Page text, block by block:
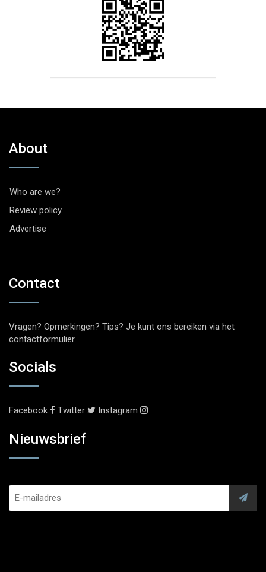
About
Who are we?
Review policy
Advertise
Contact
Vragen? Opmerkingen? Tips? Je kunt ons bereiken via het
contactformulier.
Socials
Facebook Twitter Instagram
Nieuwsbrief